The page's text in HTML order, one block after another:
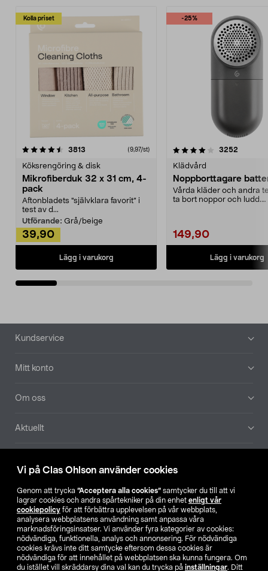
Vi på Clas Ohlson använder cookies
Genom att trycka ”Acceptera alla cookies” samtycker du till att vi
lagrar cookies och andra spårtekniker på din enhet enligt vår
cookiepolicy för att förbättra upplevelsen på vår webbplats,
analysera webbplatsens användning samt anpassa våra
marknadsföringsinsatser. Vi använder fyra kategorier av cookies:
nödvändiga, funktionella, analys och annonsering. För nödvändiga
cookies krävs inte ditt samtycke eftersom dessa cookies är
nödvändiga för att innehållet på webbplatsen ska kunna fungera. Om
du istället vill skräddarsy dina val kan du trycka på inställningar. Ditt
Kolla priset
3813 (9,97/st)
Köksrengöring & disk
Mikrofiberduk 32 x 31 cm, 4-
pack
Aftonbladets "självklara favorit” i
test av d...
Utförande: Grå/beige
39,90
Lägg i varukorg
-25%
4.0av 5 stjärnor 3252
Klädvård
Noppborttagare
Vårda kläder och andra
ta bort noppor och ludd.
149,90
Lägg i varukorg
4.5av 5 stjärnor
Sidfot
Kundservice
Mitt konto
Om oss
Aktuellt
Hitta butik
SE NO FI